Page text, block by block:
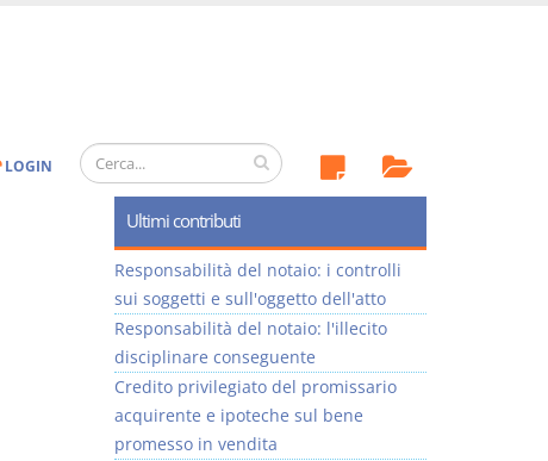
LOGIN
Ultimi contributi
Responsabilità del notaio: i controlli
sui soggetti e sull'oggetto dell'atto
Responsabilità del notaio: l'illecito
disciplinare conseguente
Credito privilegiato del promissario
acquirente e ipoteche sul bene
promesso in vendita